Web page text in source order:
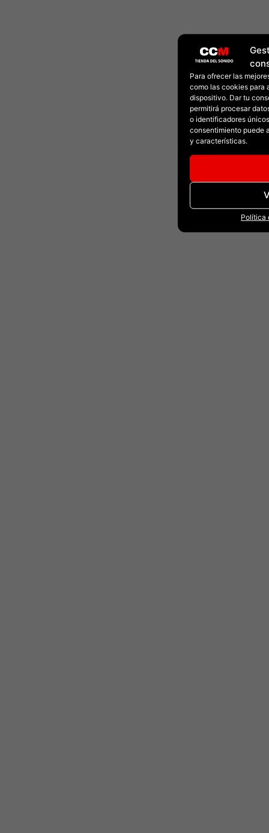
Para ofrecer las
como las cookies para
dispositivo. Dar tu
permitirá procesar
o identificadores
consentimiento puede
y características.
Política